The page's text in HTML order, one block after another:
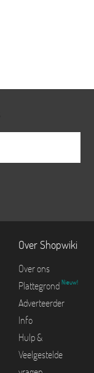
Over Shopwiki
Over ons
Plattegrond Nieuw!
Adverteerder
Info
Hulp &
Veelgestelde